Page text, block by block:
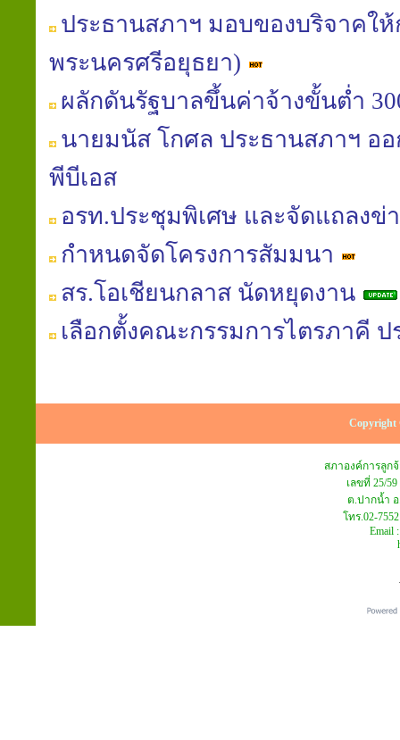
ประธานสภาฯ มอบของบริจาคใ
พระนครศรีอยุธยา)
ผลักดันรัฐบาลขึ้นค่าจ้างขั้นต่ำ
นายมนัส โกศล ประธานสภาฯ อ
พีบีเอส
อรท.ประชุมพิเศษ และจัดแถลงข่
กำหนดจัดโครงการสัมมนา
สร.โอเชียนกลาส นัดหยุดงาน
เลือกตั้งคณะกรรมการไตรภาคี ป
Copyright
สภาองค์การลูก
เลขที่ 25/
ต.ปากน้ำ อ
โทร.02-
Email